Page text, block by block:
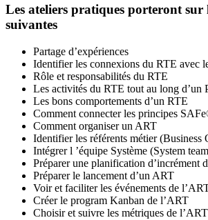
Les ateliers pratiques porteront sur
suivantes
Partage d’expériences
Identifier les connexions du RTE avec
Rôle et responsabilités du RTE
Les activités du RTE tout au long d’un
Les bons comportements d’un RTE
Comment connecter les principes
Comment organiser un ART
Identifier les référents métier (Business
Intégrer l ’équipe Système (System
Préparer une planification d’incrément
Préparer le lancement d’un ART
Voir et faciliter les événements de
Créer le program Kanban de l’ART
Choisir et suivre les métriques de l’ART